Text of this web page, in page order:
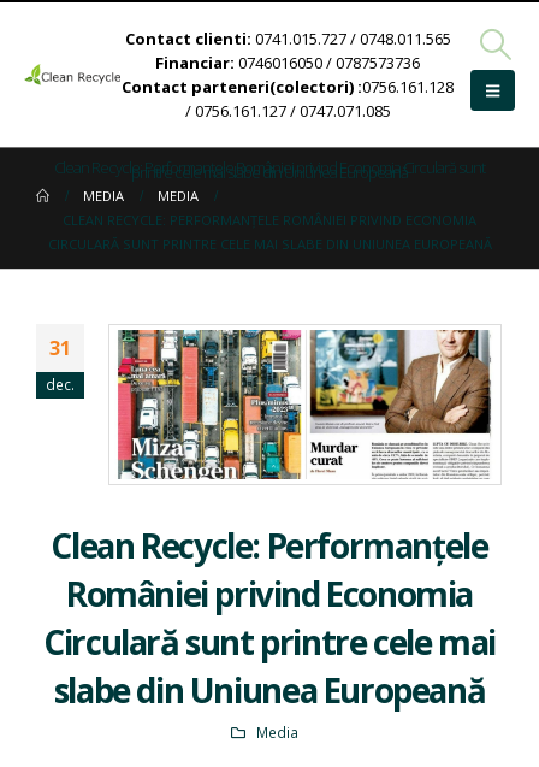
Contact clienti: 0741.015.727 / 0748.011.565
Financiar: 0746016050 / 0787573736
Contact parteneri(colectori) :0756.161.128
/ 0756.161.127 / 0747.071.085
Clean Recycle: Performanţele României privind Economia Circulară sunt
printre cele mai slabe din Uniunea Europeană
MEDIA
MEDIA
CLEAN RECYCLE: PERFORMANŢELE ROMÂNIEI PRIVIND ECONOMIA
CIRCULARĂ SUNT PRINTRE CELE MAI SLABE DIN UNIUNEA EUROPEANĂ
31
dec.
Clean Recycle: Performanţele
României privind Economia
Circulară sunt printre cele mai
slabe din Uniunea Europeană
Media